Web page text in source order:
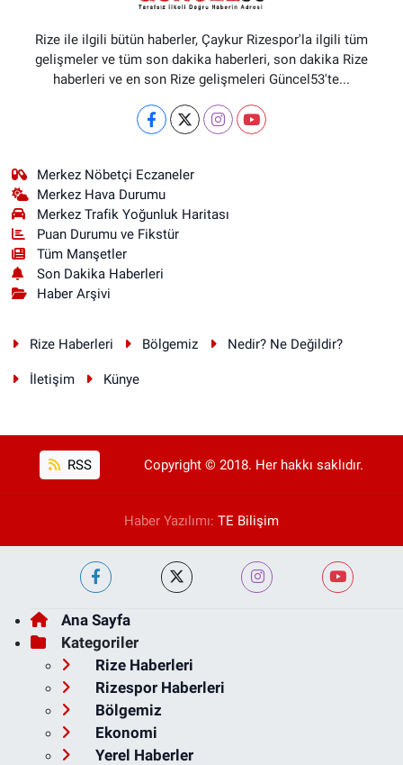
Rize ile ilgili bütün haberler, Çaykur Rizespor'la ilgili tüm
gelişmeler ve tüm son dakika haberleri, son dakika Rize
haberleri ve en son Rize gelişmeleri Güncel53'te...
Merkez Nöbetçi Eczaneler
Merkez Hava Durumu
Merkez Trafik Yoğunluk Haritası
Puan Durumu ve Fikstür
Tüm Manşetler
Son Dakika Haberleri
Haber Arşivi
Rize Haberleri Bölgemiz Nedir? Ne Değildir?
İletişim Künye
RSS Copyright © 2018. Her hakkı saklıdır.
Haber Yazılımı: TE Bilişim
Ana Sayfa
Kategoriler
Rize Haberleri
Rizespor Haberleri
Bölgemiz
Ekonomi
Yerel Haberler